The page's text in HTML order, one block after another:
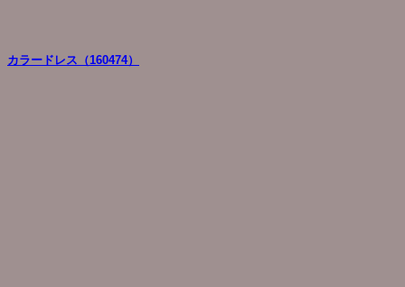
カラードレス（160474）